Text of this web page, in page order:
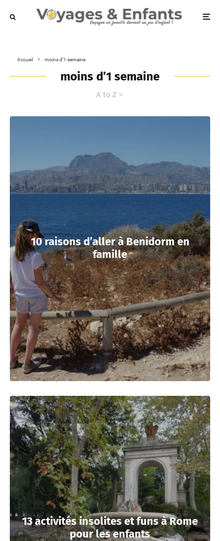
Accueil moins d’1 semaine
moins d’1 semaine
A to Z
10 raisons d’aller à Benidorm en
famille
13 activités insolites et funs à Rome
pour les enfants